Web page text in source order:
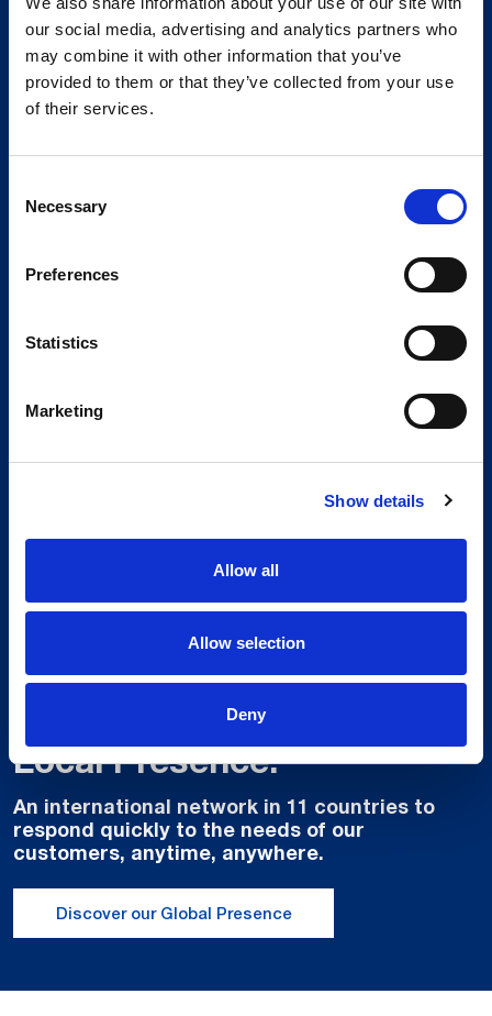
our social media, advertising and analytics partners who
may combine it with other information that you’ve
provided to them or that they’ve collected from your use
of their services.
Selection
Necessary
Preferences
Statistics
Marketing
Show details
Allow all
Allow selection
Deny
Global Spirit,
Local Presence.
An international network in 11 countries to
respond quickly to the needs of our
customers, anytime, anywhere.
Discover our Global Presence